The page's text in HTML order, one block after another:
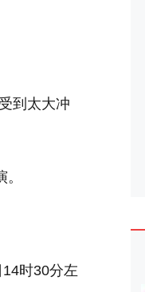
到太大冲
时30分左